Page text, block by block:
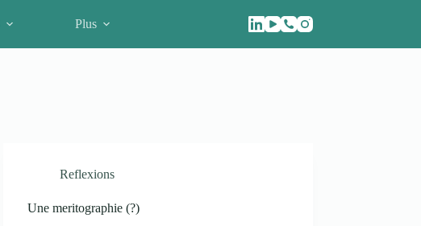
Plus
Reflexions
Une meritographie (?)